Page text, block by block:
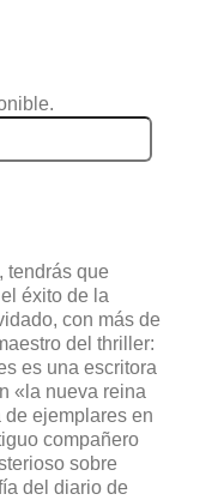
tendrás que
éxito de la
con más de
del thriller:
es una escritora
«la nueva reina
ejemplares en
compañero
sobre
del diario de